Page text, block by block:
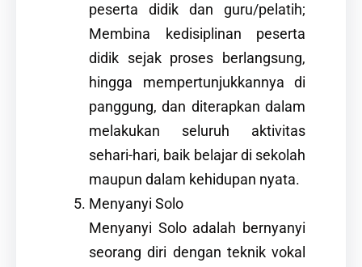
peserta didik dan guru/pelatih;
Membina kedisiplinan peserta
didik sejak proses berlangsung,
hingga mempertunjukkannya di
panggung, dan diterapkan dalam
melakukan seluruh aktivitas
sehari-hari, baik belajar di sekolah
maupun dalam kehidupan nyata.
Menyanyi Solo
Menyanyi Solo adalah bernyanyi
seorang diri dengan teknik vokal